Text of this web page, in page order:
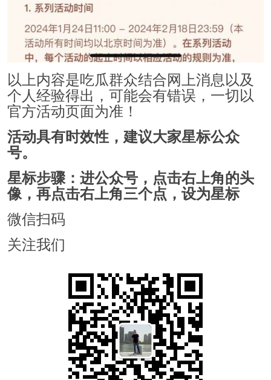
以上内容是吃瓜群众结合网上消息以及
个人经验得出，可能会有错误，一切以
官方活动页面为准！
活动具有时效性，建议大家星标公众
号。
星标步骤：进公众号，点击右上角的头
像，再点击右上角三个点，设为星标
微信扫码
关注我们